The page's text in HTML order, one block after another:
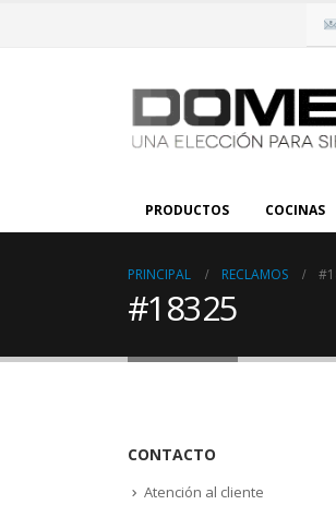
PRODUCTOS COCINAS
PRINCIPAL RECLAMOS
#18325
CONTACTO
Atención al cliente